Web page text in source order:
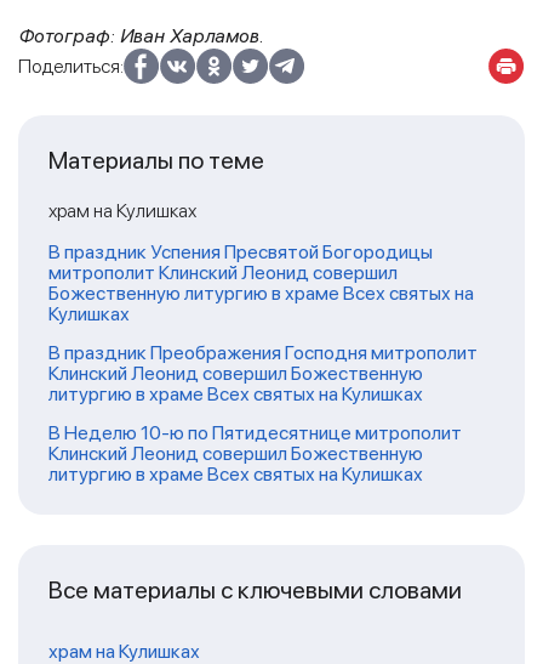
Фотограф: Иван Харламов.
Поделиться:
Материалы по теме
храм на Кулишках
В праздник Успения Пресвятой Богородицы
митрополит Клинский Леонид совершил
Божественную литургию в храме Всех святых на
Кулишках
В праздник Преображения Господня митрополит
Клинский Леонид совершил Божественную
литургию в храме Всех святых на Кулишках
В Неделю 10-ю по Пятидесятнице митрополит
Клинский Леонид совершил Божественную
литургию в храме Всех святых на Кулишках
Все материалы с ключевыми словами
храм на Кулишках